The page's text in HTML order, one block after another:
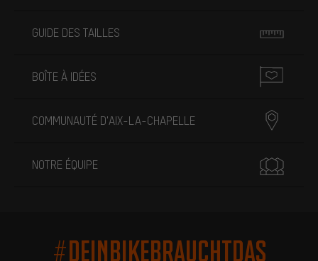
GUIDE DES TAILLES
BOÎTE À IDÉES
COMMUNAUTÉ D'AIX-LA-CHAPELLE
NOTRE ÉQUIPE
#DEINBIKEBRAUCHTDAS